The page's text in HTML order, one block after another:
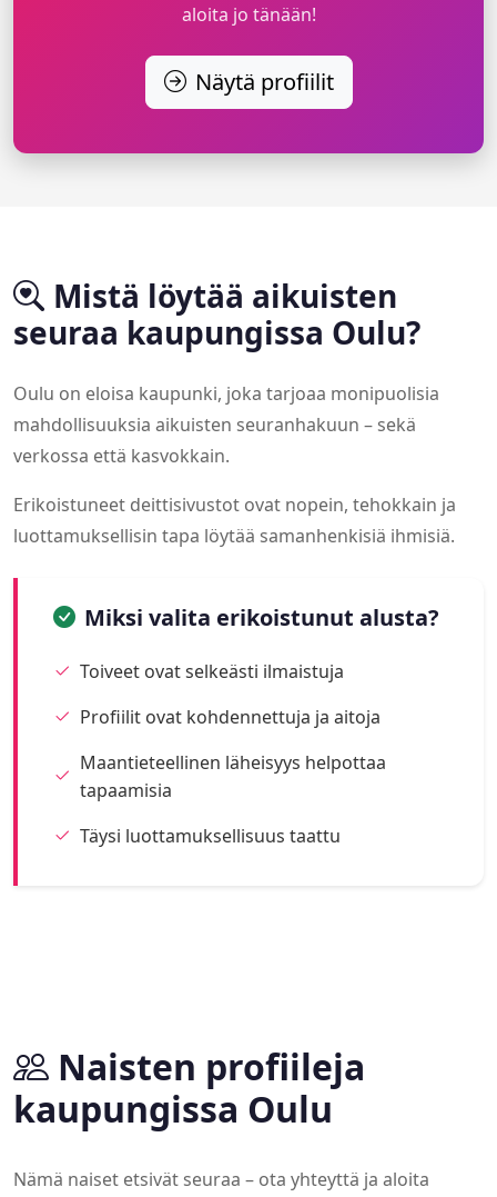
aloita jo tänään!
Näytä profiilit
Mistä löytää aikuisten
seuraa kaupungissa Oulu?
Oulu on eloisa kaupunki, joka tarjoaa monipuolisia
mahdollisuuksia aikuisten seuranhakuun – sekä
verkossa että kasvokkain.
Erikoistuneet deittisivustot ovat nopein, tehokkain ja
luottamuksellisin tapa löytää samanhenkisiä ihmisiä.
Miksi valita erikoistunut alusta?
Toiveet ovat selkeästi ilmaistuja
Profiilit ovat kohdennettuja ja aitoja
Maantieteellinen läheisyys helpottaa
tapaamisia
Täysi luottamuksellisuus taattu
Naisten profiileja
kaupungissa Oulu
Nämä naiset etsivät seuraa – ota yhteyttä ja aloita